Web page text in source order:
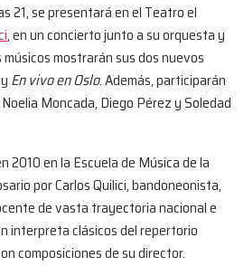
21, se presentará en el Teatro el
, en un concierto junto a su orquesta y
mostrarán sus dos nuevos
En vivo en Oslo. Además, participarán
Moncada, Diego Pérez y Soledad
2010 en la Escuela de Música de la
por Carlos Quilici, bandoneonista,
de vasta trayectoria nacional e
interpreta clásicos del repertorio
composiciones de su director.